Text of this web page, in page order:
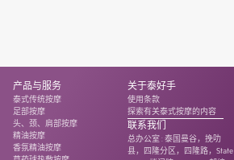
产品与服务
泰式传统按摩
足部按摩
头、颈、肩部按摩
精油按摩
香氛精油按摩
关于泰好手
使用条款
探索有关泰式按摩的内容
联系我们
总办公室:泰国曼谷，挽叻
县，四隆分区，四隆路，State